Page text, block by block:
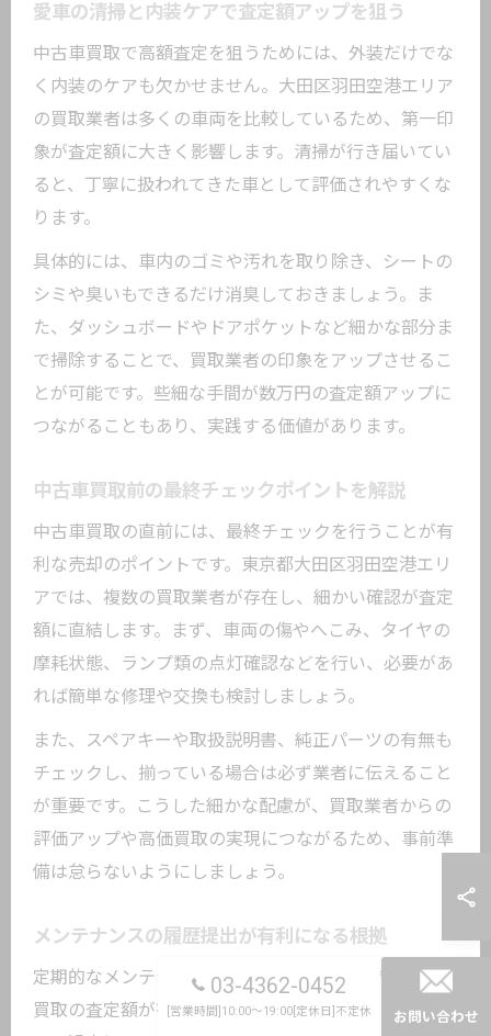
愛車の清掃と内装ケアで査定額アップを狙う
中古車買取で高額査定を狙うためには、外装だけでな
く内装のケアも欠かせません。大田区羽田空港エリア
の買取業者は多くの車両を比較しているため、第一印
象が査定額に大きく影響します。清掃が行き届いてい
ると、丁寧に扱われてきた車として評価されやすくな
ります。
具体的には、車内のゴミや汚れを取り除き、シートの
シミや臭いもできるだけ消臭しておきましょう。ま
た、ダッシュボードやドアポケットなど細かな部分ま
で掃除することで、買取業者の印象をアップさせるこ
とが可能です。些細な手間が数万円の査定額アップに
つながることもあり、実践する価値があります。
中古車買取前の最終チェックポイントを解説
中古車買取の直前には、最終チェックを行うことが有
利な売却のポイントです。東京都大田区羽田空港エリ
アでは、複数の買取業者が存在し、細かい確認が査定
額に直結します。まず、車両の傷やへこみ、タイヤの
摩耗状態、ランプ類の点灯確認などを行い、必要があ
れば簡単な修理や交換も検討しましょう。
また、スペアキーや取扱説明書、純正パーツの有無も
チェックし、揃っている場合は必ず業者に伝えること
が重要です。こうした細かな配慮が、買取業者からの
評価アップや高価買取の実現につながるため、事前準
備は怠らないようにしましょう。
メンテナンスの履歴提出が有利になる根拠
定期的なメンテナンス履歴を提出することで、中古車
買取の査定額が有利になる理由は明確です。業者側
03-4362-0452
[営業時間]10:00～19:00[定休日]不定休 お問い合わせ